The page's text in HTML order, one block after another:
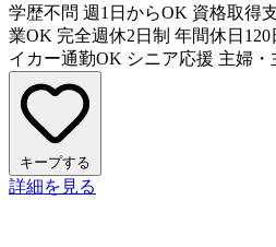
学歴不問 週1日からOK 資格取得
業OK 完全週休2日制 年間休日120
イカー通勤OK シニア応援 主婦・
キープする
詳細を見る